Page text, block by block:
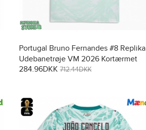
Portugal Bruno Fernandes #8 Replika
Udebanetrøje VM 2026 Kortærmet
284.96DKK 712.44DKK